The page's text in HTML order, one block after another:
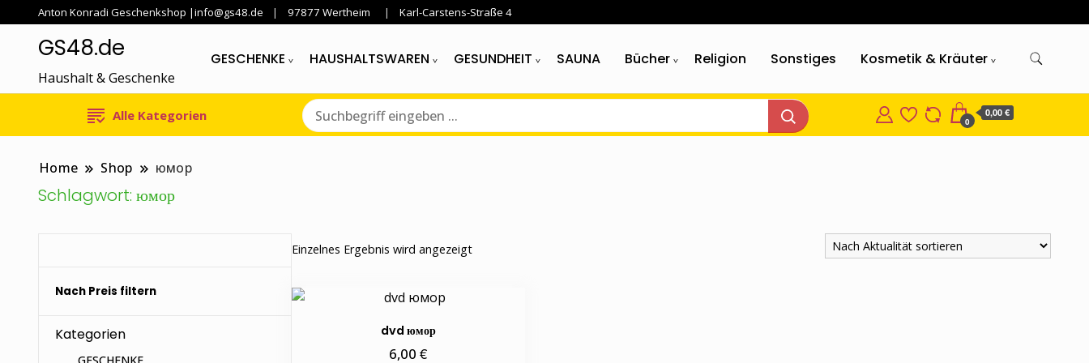
Anton Konradi Geschenkshop |info@gs48.de 97877 Wertheim Karl-Carstens-Straße 4
GS48.de
Haushalt & Geschenke
GESCHENKE HAUSHALTSWAREN GESUNDHEIT SAUNA Bücher Religion Sonstiges Kosmetik & Kräuter
Alle Kategorien 0
0,00 €
Home Shop юмор
Schlagwort: юмор
Einzelnes Ergebnis wird angezeigt
dvd юмор
6,00€
Nach Preis filtern
Kategorien